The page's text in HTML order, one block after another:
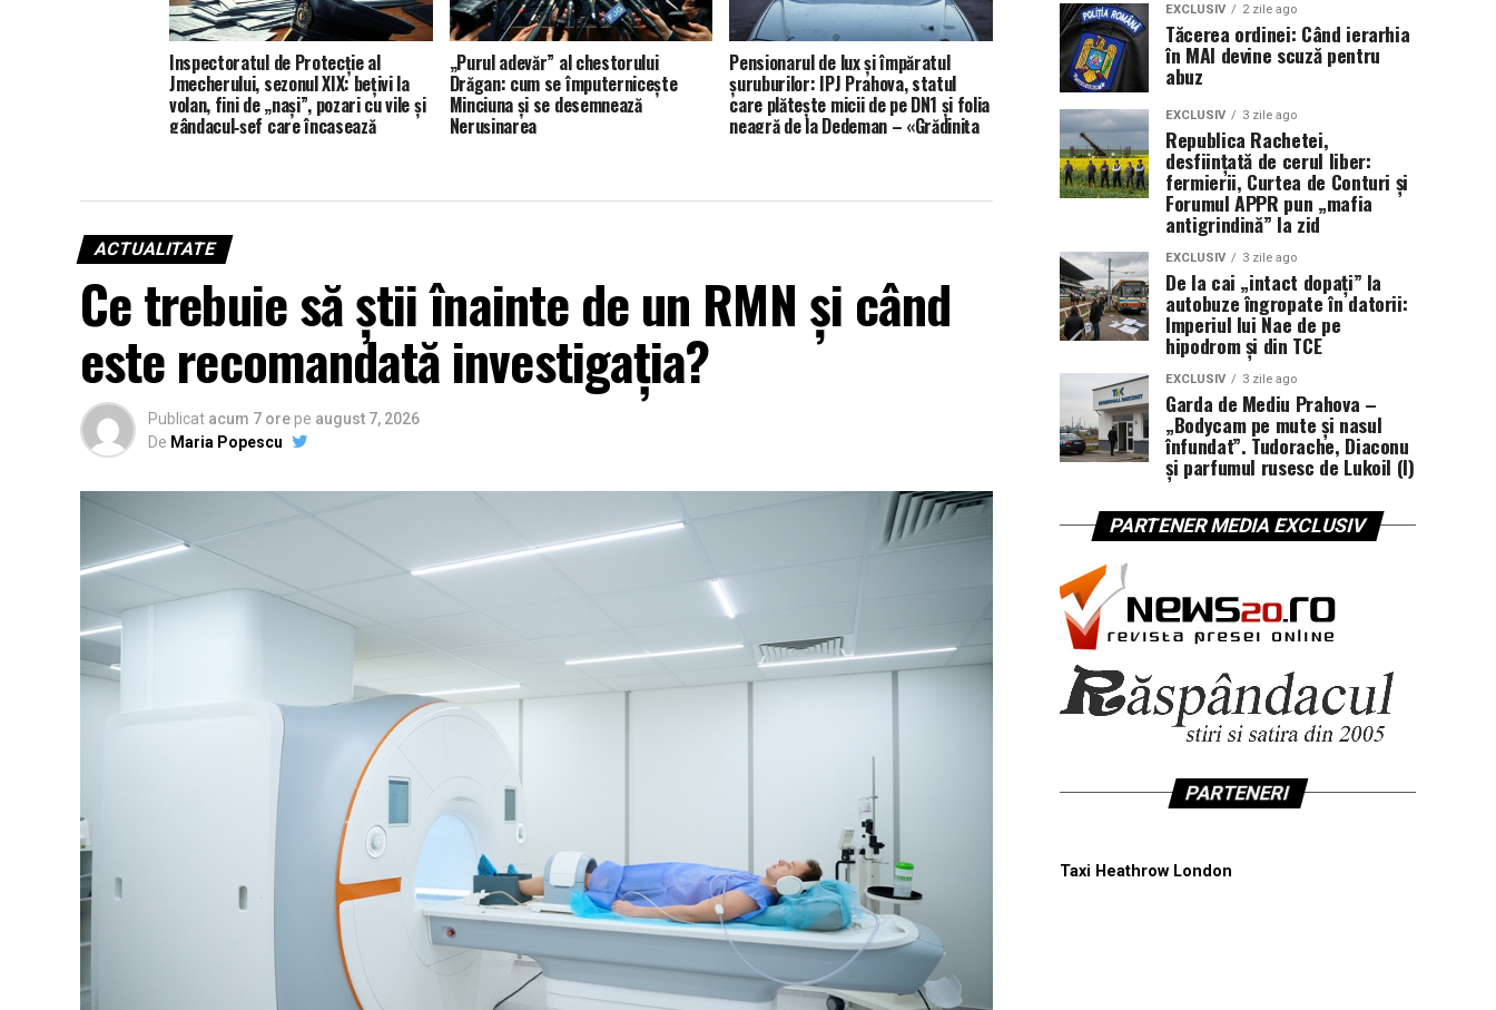
Inspectoratul de Protecție al
Jmecherului, sezonul XIX: bețivi la
volan, fini de „nași”, pozari cu vile și
gândacul‑șef care încasează
„Purul adevăr” al chestorului
Drăgan: cum se împuternicește
Minciuna și se desemnează
Nerușinarea
Pensionarul de lux și împăratul
șuruburilor: IPJ Prahova, statul
care plătește micii de pe DN1 și folia
neagră de la Dedeman – «Grădinița
ACTUALITATE
Ce trebuie să știi înainte de un RMN și când
este recomandată investigația?
Publicat acum 7 ore pe august 7, 2026
De Maria Popescu
EXCLUSIV 2 zile ago
Tăcerea ordinei: Când ierarhia
în MAI devine scuză pentru
abuz
EXCLUSIV 3 zile ago
Republica Rachetei,
desființată de cerul liber:
fermierii, Curtea de Conturi și
Forumul APPR pun „mafia
antigrindină” la zid
EXCLUSIV 3 zile ago
De la cai „intact dopați” la
autobuze îngropate în datorii:
Imperiul lui Nae de pe
hipodrom și din TCE
EXCLUSIV 3 zile ago
Garda de Mediu Prahova –
„Bodycam pe mute și nasul
înfundat”. Tudorache, Diaconu
și parfumul rusesc de Lukoil (I)
PARTENER MEDIA EXCLUSIV
PARTENERI
Taxi Heathrow London